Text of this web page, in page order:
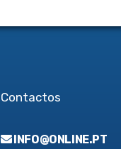
Contactos
INFO@ONLINE.PT